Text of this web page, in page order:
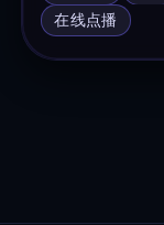
在线点播